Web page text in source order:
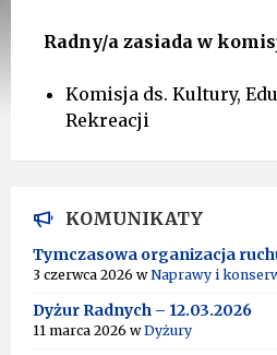
Radny/a zasiada w
Komisja ds. Kultury,
Rekreacji
KOMUNIKATY
Tymczasowa organizacja
3 czerwca 2026 wNaprawy i
Dyżur Radnych – 12.03.2026
11 marca 2026 wDyżury